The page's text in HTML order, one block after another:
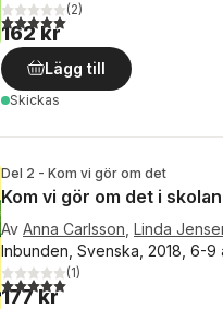
5,0utav 5 stjärnor. Totalt antal
(2)
162 kr
Lägg till
Skickas
Del 2 - Kom vi gör om det
Kom vi gör om det i skolan
Av Anna Carlsson Linda
Inbunden, Svenska, 2018, 6-9
5,0utav 5 stjärnor. Totalt antal
(1)
177 kr